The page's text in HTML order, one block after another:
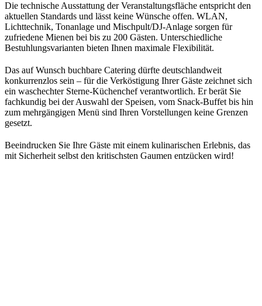
Die technische Ausstattung der Veranstaltungsfläche entspricht den
aktuellen Standards und lässt keine Wünsche offen. WLAN,
Lichttechnik, Tonanlage und Mischpult/DJ-Anlage sorgen für
zufriedene Mienen bei bis zu 200 Gästen. Unterschiedliche
Bestuhlungsvarianten bieten Ihnen maximale Flexibilität.
Das auf Wunsch buchbare Catering dürfte deutschlandweit
konkurrenzlos sein – für die Verköstigung Ihrer Gäste zeichnet sich
ein waschechter Sterne-Küchenchef verantwortlich. Er berät Sie
fachkundig bei der Auswahl der Speisen, vom Snack-Buffet bis hin
zum mehrgängigen Menü sind Ihren Vorstellungen keine Grenzen
gesetzt.
Beeindrucken Sie Ihre Gäste mit einem kulinarischen Erlebnis, das
mit Sicherheit selbst den kritischsten Gaumen entzücken wird!